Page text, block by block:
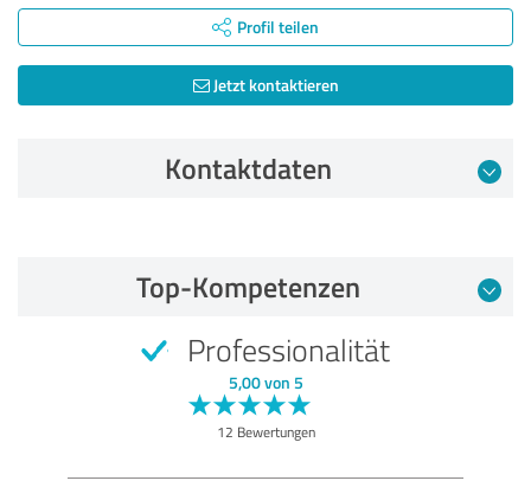
Profil teilen
Jetzt kontaktieren
Kontaktdaten
Empfehlung
Top-Kompetenzen
Professionalität
5,00 von 5
12 Bewertungen